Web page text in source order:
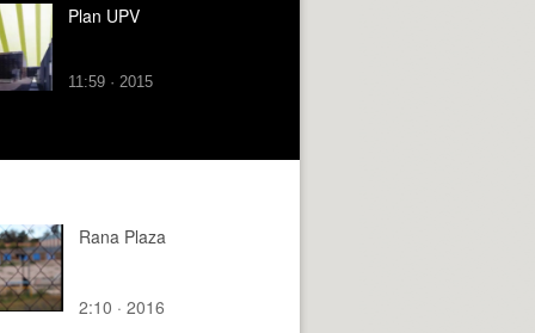
Plan UPV
11:59 · 2015
Rana Plaza
2:10 · 2016